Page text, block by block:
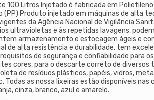
100 Litros Injetado é fabricada em Polietileno
(PP) Produto injetado em máquinas de alta
da Agência Nacional de Vigilância
ultravioletas e às repetidas lavagens,
armazenamento e estocagem ágeis e
de alta resistência e durabilidade, tem
de segurança e confiabilidade para
cores, para o descarte correto de diversos
de resíduos plásticos, papéis, vidros,
Todas as nossa lixeiras estão disponíveis nas
cinza, branco, azul e amarelo.